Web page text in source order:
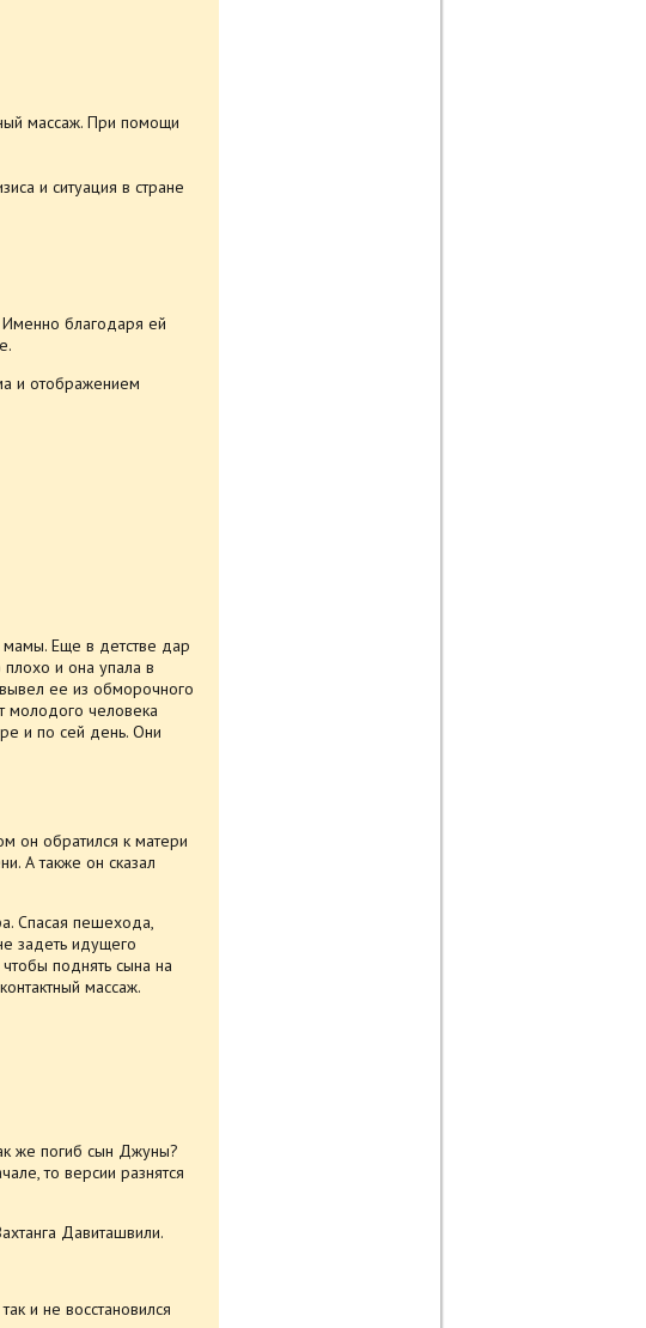
массаж. При помощи
и ситуация в стране
Именно благодаря ей
и отображением
мамы. Еще в детстве дар
и она упала в
ее из обморочного
молодого человека
и по сей день. Они
он обратился к матери
А также он сказал
Спасая пешехода,
задеть идущего
поднять сына на
массаж.
же погиб сын Джуны?
то версии разнятся
Давиташвили.
и не восстановился